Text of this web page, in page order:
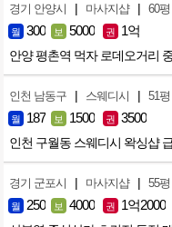
경기 안양시 | 마사지샵 | 60평
월 300 보 5000 권 1억
안양 평촌역 먹자 로데오거리
인천 남동구 | 스웨디시 | 51평
월 187 보 1500 권 3500
인천 구월동 스웨디시 왁싱샵
경기 군포시 | 마사지샵 | 55평
월 250 보 4000 권 1억2000